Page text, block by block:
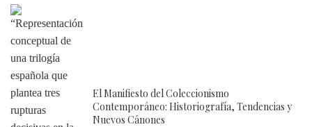
El Manifiesto del Coleccionismo
Contemporáneo: Historiografía, Tendencias y
Nuevos Cánones